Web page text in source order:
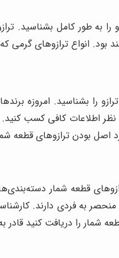
به طور کامل بشناسید.
بود. انواع ترازوهای
را بشناسید. امروزه
نظر اطلاعات کافی کسب
اصل بودن ترازوهای
قطعه شمار
به فردی دارند.
شمار را دریافت کنید قادر